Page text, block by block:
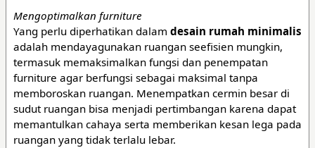
Mengoptimalkan furniture
Yang perlu diperhatikan dalam desain rumah minimalis
adalah mendayagunakan ruangan seefisien mungkin,
termasuk memaksimalkan fungsi dan penempatan
furniture agar berfungsi sebagai maksimal tanpa
memboroskan ruangan. Menempatkan cermin besar di
sudut ruangan bisa menjadi pertimbangan karena dapat
memantulkan cahaya serta memberikan kesan lega pada
ruangan yang tidak terlalu lebar.